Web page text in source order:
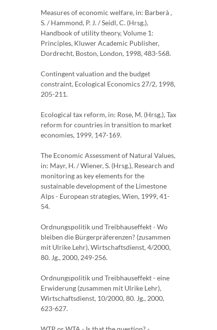
Measures of economic welfare, in: Barberà ,
S. / Hammond, P. J. / Seidl, C. (Hrsg.),
Handbook of utility theory, Volume 1:
Principles, Kluwer Academic Publisher,
Dordrecht, Boston, London, 1998, 483-568.
Contingent valuation and the budget
constraint, Ecological Economics 27/2, 1998,
205-211.
Ecological tax reform, in: Rose, M. (Hrsg.), Tax
reform for countries in transition to market
economies, 1999, 147-169.
The Economic Assessment of Natural Values,
in: Mayr, H. / Wiener, S. (Hrsg.), Research and
monitoring as key elements for the
sustainable development of the Limestone
Alps - European strategies, Wien, 1999, 41-
54.
Ordnungspolitik und Treibhauseffekt - Wo
bleiben die Bürgerpräferenzen? (zusammen
mit Ulrike Lehr), Wirtschaftsdienst, 4/2000,
80. Jg., 2000, 249-256.
Ordnungspolitik und Treibhauseffekt - eine
Erwiderung (zusammen mit Ulrike Lehr),
Wirtschaftsdienst, 10/2000, 80. Jg., 2000,
623-627.